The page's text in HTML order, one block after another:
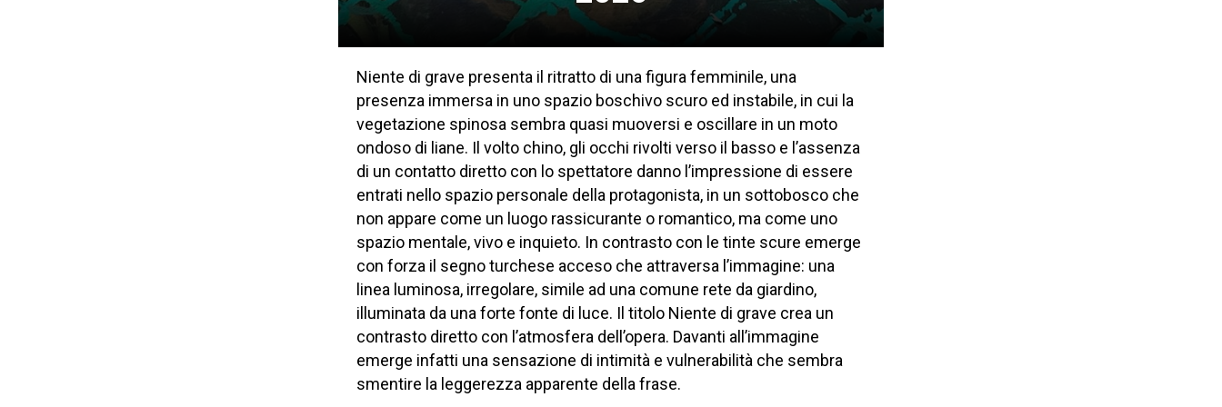
Niente di grave presenta il ritratto di una figura femminile, una
presenza immersa in uno spazio boschivo scuro ed instabile, in cui la
vegetazione spinosa sembra quasi muoversi e oscillare in un moto
ondoso di liane. Il volto chino, gli occhi rivolti verso il basso e l’assenza
di un contatto diretto con lo spettatore danno l’impressione di essere
entrati nello spazio personale della protagonista, in un sottobosco che
non appare come un luogo rassicurante o romantico, ma come uno
spazio mentale, vivo e inquieto. In contrasto con le tinte scure emerge
con forza il segno turchese acceso che attraversa l’immagine: una
linea luminosa, irregolare, simile ad una comune rete da giardino,
illuminata da una forte fonte di luce. Il titolo Niente di grave crea un
contrasto diretto con l’atmosfera dell’opera. Davanti all’immagine
emerge infatti una sensazione di intimità e vulnerabilità che sembra
smentire la leggerezza apparente della frase.